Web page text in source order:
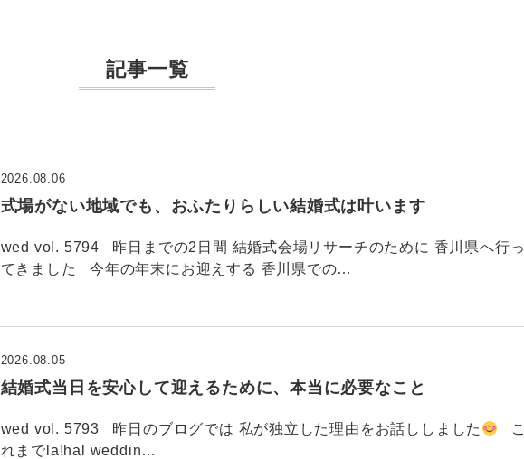
記事一覧
式場がない地域でも、おふたりらしい結婚式は叶います
2026.08.06
wed vol. 5794 昨日までの2日間 結婚式会場リサーチのために 香川県へ行っ
てきました 今年の年末にお迎えする 香川県での…
結婚式当日を安心して迎えるために、本当に必要なこと
2026.08.05
wed vol. 5793 昨日のブログでは 私が独立した理由をお話ししました
こ
れまでla!hal weddin…